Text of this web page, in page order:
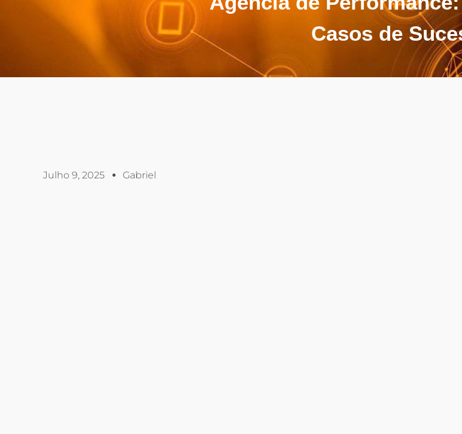
Casos de
Julho 9, 2025 Gabriel